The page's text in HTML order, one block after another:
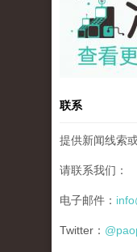
联系
提供新闻线索
请联系我们：
电子邮件：
Twitter：